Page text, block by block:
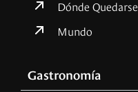
Dónde Quedarse
Mundo
Gastronomía